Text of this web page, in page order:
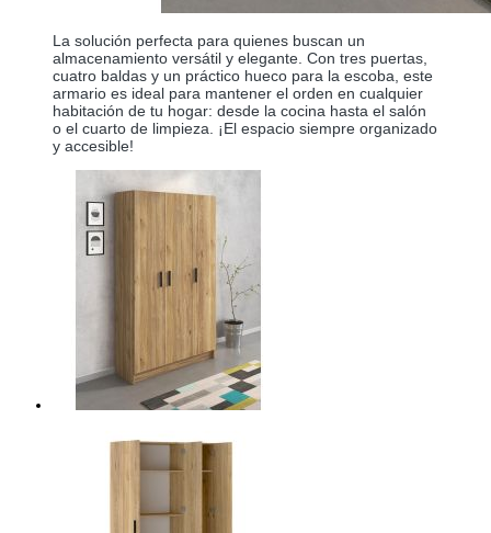
La solución perfecta para quienes buscan un
almacenamiento versátil y elegante. Con tres puertas,
cuatro baldas y un práctico hueco para la escoba, este
armario es ideal para mantener el orden en cualquier
habitación de tu hogar: desde la cocina hasta el salón
o el cuarto de limpieza. ¡El espacio siempre organizado
y accesible!